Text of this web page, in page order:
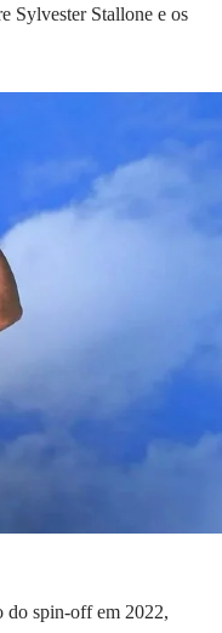
Sylvester Stallone e os
do spin-off em 2022,